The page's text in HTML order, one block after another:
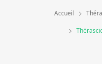
Accueil